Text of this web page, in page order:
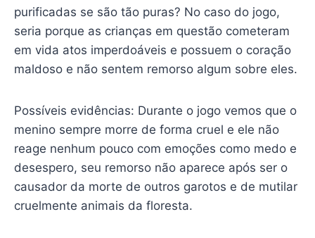
purificadas se são tão puras? No caso do jogo,
seria porque as crianças em questão cometeram
em vida atos imperdoáveis e possuem o coração
maldoso e não sentem remorso algum sobre eles.
Possíveis evidências: Durante o jogo vemos que o
menino sempre morre de forma cruel e ele não
reage nenhum pouco com emoções como medo e
desespero, seu remorso não aparece após ser o
causador da morte de outros garotos e de mutilar
cruelmente animais da floresta.